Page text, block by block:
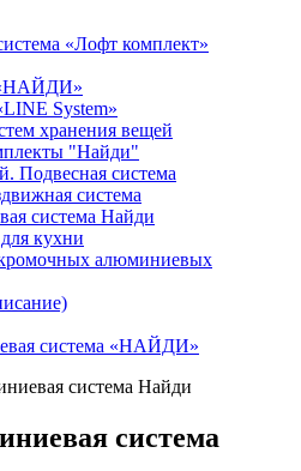
«Лофт комплект»
«НАЙДИ»
System»
хранения вещей
"Найди"
Подвесная система
система
система Найди
кухни
алюминиевых
система «НАЙДИ»
система Найди
система